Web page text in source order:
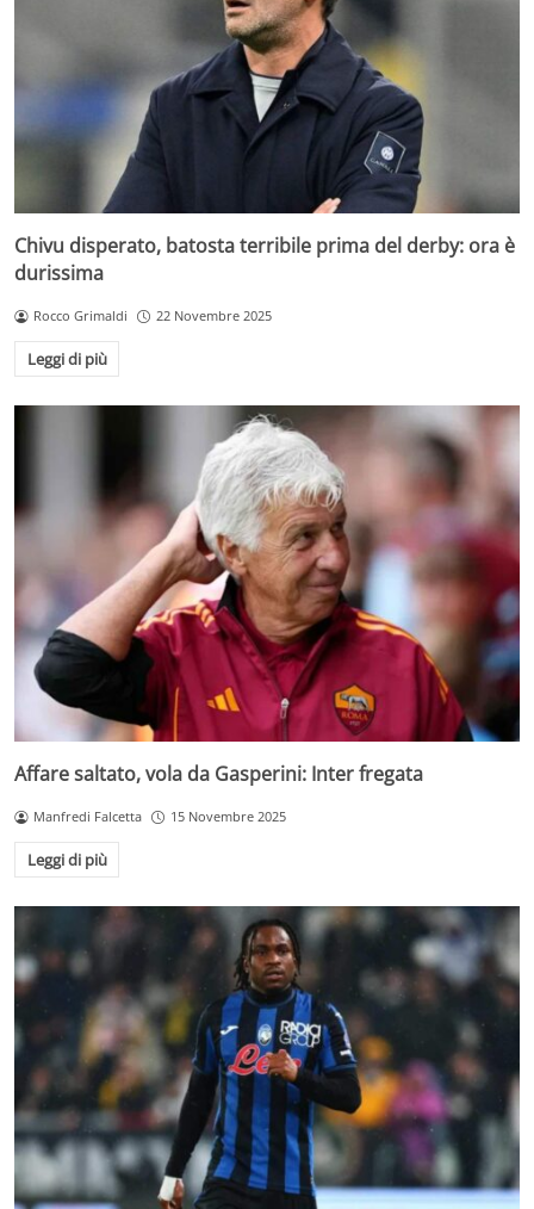
Chivu disperato, batosta terribile prima del derby: ora è
durissima
Rocco Grimaldi 22 Novembre 2025
Leggi di più
Affare saltato, vola da Gasperini: Inter fregata
Manfredi Falcetta 15 Novembre 2025
Leggi di più